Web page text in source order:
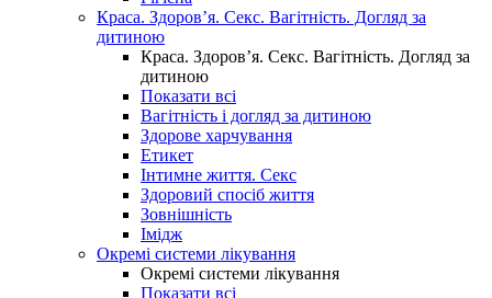
Краса. Здоров’я. Секс. Вагітність. Догляд за
дитиною
Краса. Здоров’я. Секс. Вагітність. Догляд за
дитиною
Показати всі
Вагітність і догляд за дитиною
Здорове харчування
Етикет
Інтимне життя. Секс
Здоровий спосіб життя
Зовнішність
Імідж
Окремі системи лікування
Окремі системи лікування
Показати всі